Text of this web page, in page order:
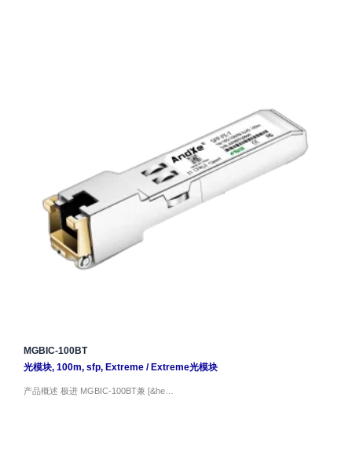
MGBIC-100BT
光模块, 100m, sfp, Extreme/ Extreme光模块
产品概述 极进 MGBIC-100BT兼 [&he…